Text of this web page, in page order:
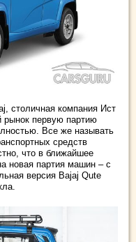
столичная компания Ист
рынок первую партию
Все же называть
средств
что в ближайшее
новая партия машин – с
версия Bajaj Qute